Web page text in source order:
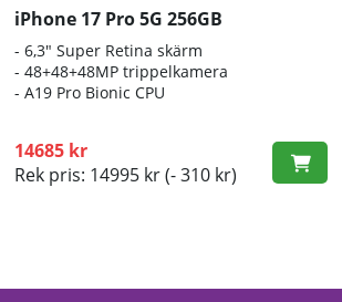
iPhone 17 Pro 5G 256GB
- 6,3" Super Retina skärm
- 48+48+48MP trippelkamera
-A19 Pro Bionic CPU
14685 kr
Rek pris: 14995 kr(- 310 kr)